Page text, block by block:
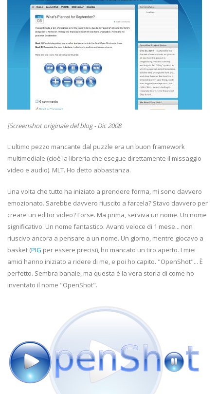
[Screenshot originale del blog - Dic 2008
L'ultimo pezzo mancante dal puzzle era un buon framework
multimediale (cioè la libreria che esegue direttamente il missaggio
video e audio). MLT. Ho detto abbastanza.
Una volta che tutto ha iniziato a prendere forma, mi sono davvero
emozionato. Sarebbe davvero riuscito a farcela? Stavo davvero per
creare un editor video? Forse. Ma prima, serviva un nome. Un nome
significativo. Un nome fantastico. Avanti veloce di 1 mese... non
riuscivo ancora a pensare a un nome. Un giorno, mentre giocavo a
basket (PIG per essere precisi), ho mancato un tiro aperto. I miei
amici hanno iniziato a ridere di me, e poi ho capito. "OpenShot"... È
perfetto. Sembra banale, ma questa è la vera storia di come ho
inventato il nome "OpenShot".